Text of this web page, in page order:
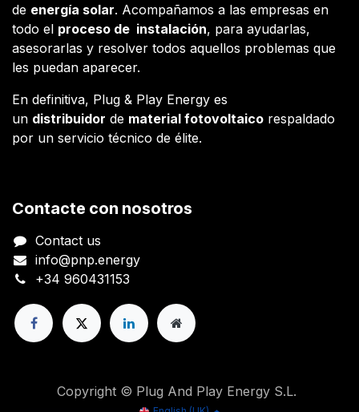
de energía solar. Acompañamos a las empresas en
todo el proceso de instalación, para ayudarlas,
asesorarlas y resolver todos aquellos problemas que
les puedan aparecer.
En definitiva, Plug & Play Energy es
un distribuidor de material fotovoltaico respaldado
por un servicio técnico de élite.
Contacte con nosotros
Contact us
info@pnp.energy
+34 960431153
Copyright © Plug And Play Energy S.L.